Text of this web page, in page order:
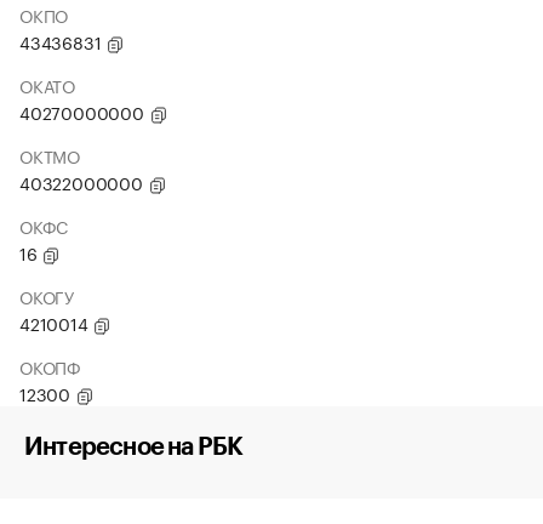
ОКПО
43436831
ОКАТО
40270000000
ОКТМО
40322000000
ОКФС
16
ОКОГУ
4210014
ОКОПФ
12300
Интересное на РБК